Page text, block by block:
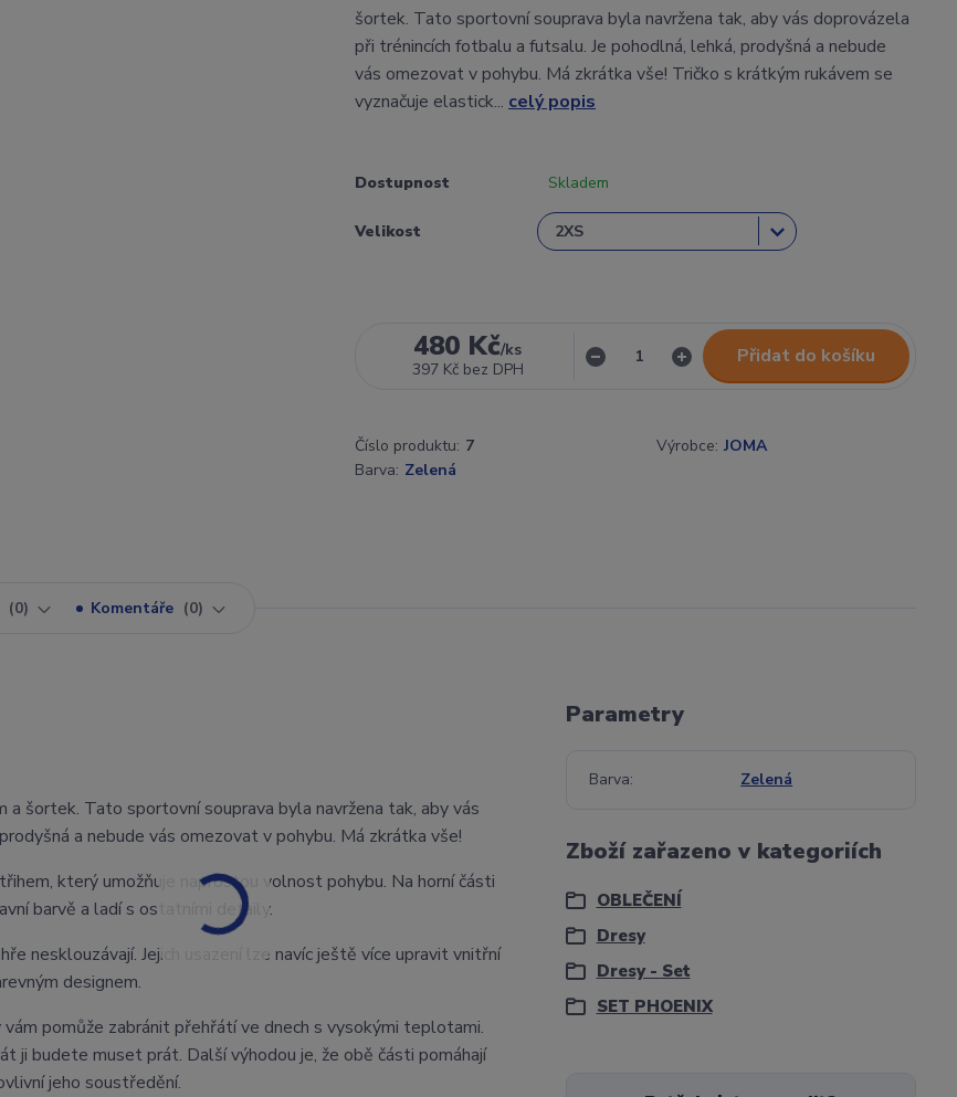
šortek. Tato sportovní souprava byla navržena tak, aby vás doprovázela
při trénincích fotbalu a futsalu. Je pohodlná, lehká, prodyšná a nebude
vás omezovat v pohybu. Má zkrátka vše! Tričko s krátkým rukávem se
vyznačuje elastick... celý popis
Dostupnost Skladem
Velikost
480 Kč/ks
397 Kč bez DPH
Přidat do košíku
Číslo produktu: 7 Výrobce: JOMA
Barva: Zelená
0 Komentáře 0
šortek. Tato sportovní souprava byla navržena tak, aby vás
a nebude vás omezovat v pohybu. Má zkrátka vše!
který umožňuje naprostou volnost pohybu. Na horní části
barvě a ladí s ostatními detaily.
nesklouzávají. Jejich usazení lze navíc ještě více upravit vnitřní
designem.
pomůže zabránit přehřátí ve dnech s vysokými teplotami.
budete muset prát. Další výhodou je, že obě části pomáhají
jeho soustředění.
Parametry
Barva Zelená
Zboží zařazeno v kategoriích
OBLEČENÍ
Dresy
Dresy - Set
SET PHOENIX